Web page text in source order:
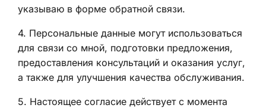
указываю в форме обратной связи.
4. Персональные данные могут использоваться
для связи со мной, подготовки предложения,
предоставления консультаций и оказания услуг,
а также для улучшения качества обслуживания.
5. Настоящее согласие действует с момента